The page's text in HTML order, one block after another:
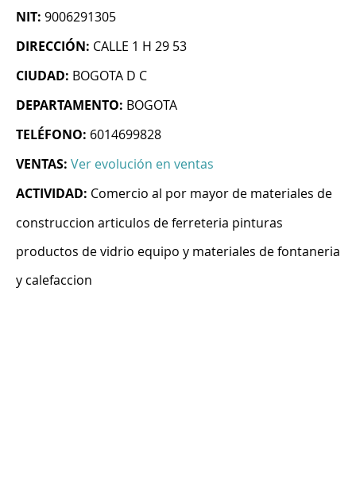
NIT: 9006291305
DIRECCIÓN: CALLE 1 H 29 53
CIUDAD: BOGOTA D C
DEPARTAMENTO: BOGOTA
TELÉFONO: 6014699828
VENTAS: Ver evolución en ventas
ACTIVIDAD: Comercio al por mayor de materiales de
construccion articulos de ferreteria pinturas
productos de vidrio equipo y materiales de fontaneria
y calefaccion